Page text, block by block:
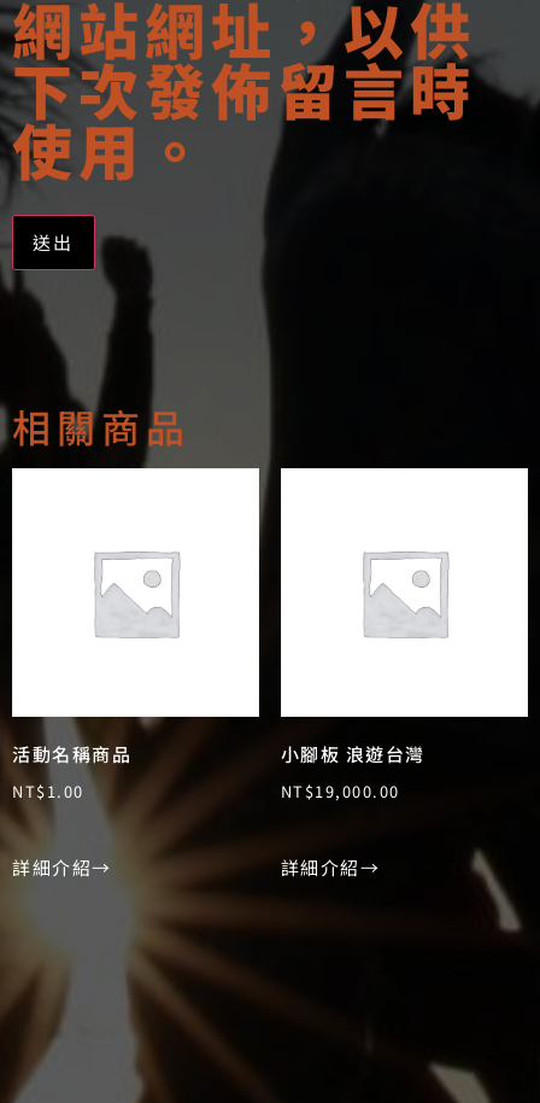
網站網址，以供
下次發佈留言時
使用。
Alternative:
相關商品
活動名稱商品
NT$1.00
詳細介紹→
小腳板 浪遊台灣
NT$19,000.00
詳細介紹→